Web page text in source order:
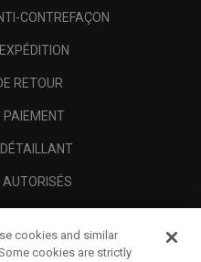
CONTREFAÇON
RETOUR
PAIEMENT
AUTORISÉS
cookies and similar
cookies are strictly